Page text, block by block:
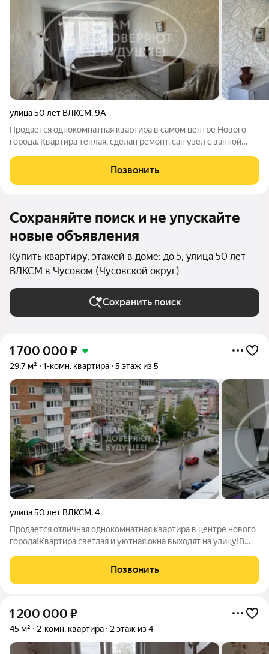
улица 50 лет ВЛКСМ,9А
Продаётся однокомнатная квартира в самом центре Нового
города. Квартира теплая, сделан ремонт, сан узел с ванной
шаговой доступности магазины, аптеки, детские сады, школы
№1,6 (Гимназия).
Позвонить
Сохраняйте поиск и не упускайте
новые объявления
Купить квартиру, этажей в доме: до 5, улица 50 лет
ВЛКСМ в Чусовом (Чусовской округ)
Сохранить поиск
1 700 000 ₽
29,7 м² 1-комн. квартира 5 этаж из 5
улица 50 лет ВЛКСМ,4
Продается отличная однокомнатная квартира в центре нового
города!Квартира светлая и уютная,окна выходят на улицу!В
стеклопакеты,балкон застеклен евро.В квартире остается вся
мебель и бытовая
Позвонить
1 200 000 ₽
45 м² 2-комн. квартира 2 этаж из 4